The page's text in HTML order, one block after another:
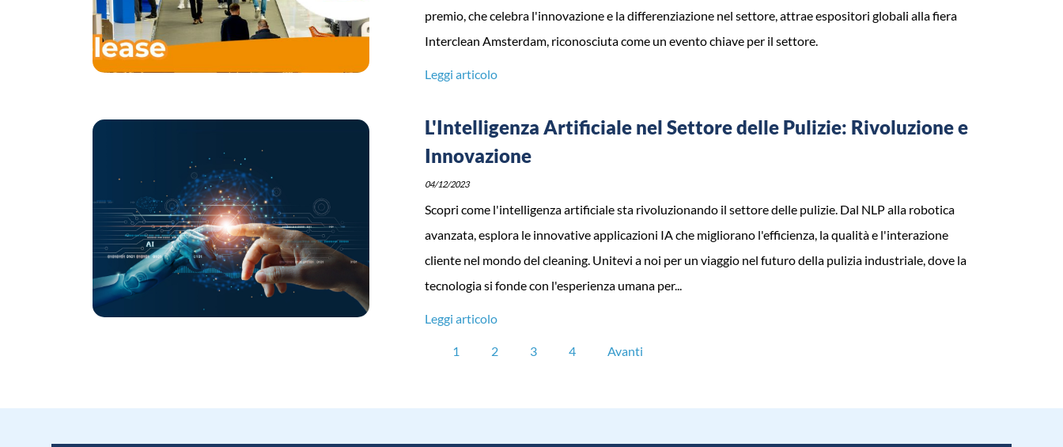
premio, che celebra l'innovazione e la differenziazione nel settore, attrae espositori globali alla fiera
Interclean Amsterdam, riconosciuta come un evento chiave per il settore.
Leggi articolo
L'Intelligenza Artificiale nel Settore delle Pulizie: Rivoluzione e
Innovazione
04/12/2023
Scopri come l'intelligenza artificiale sta rivoluzionando il settore delle pulizie. Dal NLP alla robotica
avanzata, esplora le innovative applicazioni IA che migliorano l'efficienza, la qualità e l'interazione
cliente nel mondo del cleaning. Unitevi a noi per un viaggio nel futuro della pulizia industriale, dove la
tecnologia si fonde con l'esperienza umana per...
Leggi articolo
1 2 3 4 Avanti